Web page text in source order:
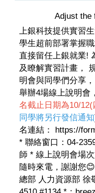
Adjust the
上銀科技提供實習
學生超前部署掌握
直接留任上銀就業!
及瞭解實習計畫，
明會與同學們分享
舉辦4場線上說明會
名截止日期為10/
同學將另行發信通知
名連結： https://
* 聯絡窗口：04-
師 * 線上說明會場
隨時來電，謝謝您
總部 人力資源部 徐